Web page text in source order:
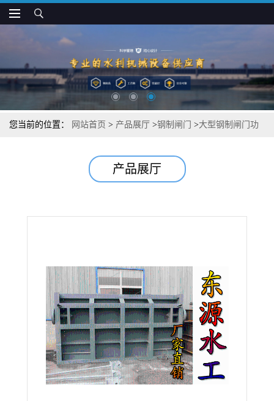
您当前的位置： 网站首页 > 产品展厅 >钢制闸门 >大型钢制闸门功
产品展厅